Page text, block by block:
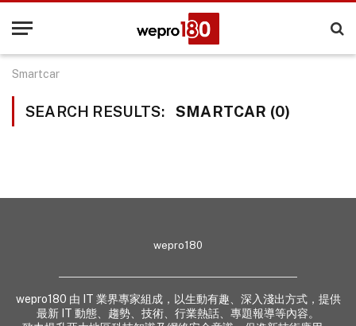
Smartcar
SEARCH RESULTS: SMARTCAR (0)
wepro180
wepro180 由 IT 業界專家組成，以生動有趣、深入淺出方式，提供
最新 IT 動態、趨勢、技術、行業熱話、專題報導等內容。